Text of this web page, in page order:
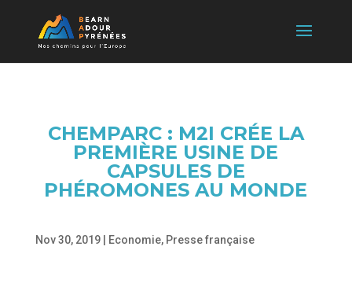
CHEMPARC : M2I CRÉE LA
PREMIÈRE USINE DE
CAPSULES DE
PHÉROMONES AU MONDE
Nov 30, 2019| Economie, Presse française